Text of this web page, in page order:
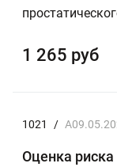
1 265 руб
1021 /
Оценка риска